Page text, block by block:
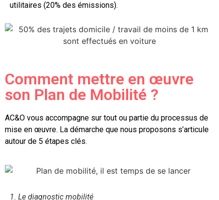
utilitaires (20% des émissions).
Comment mettre en œuvre
son Plan de Mobilité ?
AC&O vous accompagne sur tout ou partie du processus de
mise en œuvre. La démarche que nous proposons s’articule
autour de 5 étapes clés.
1. Le diagnostic mobilité